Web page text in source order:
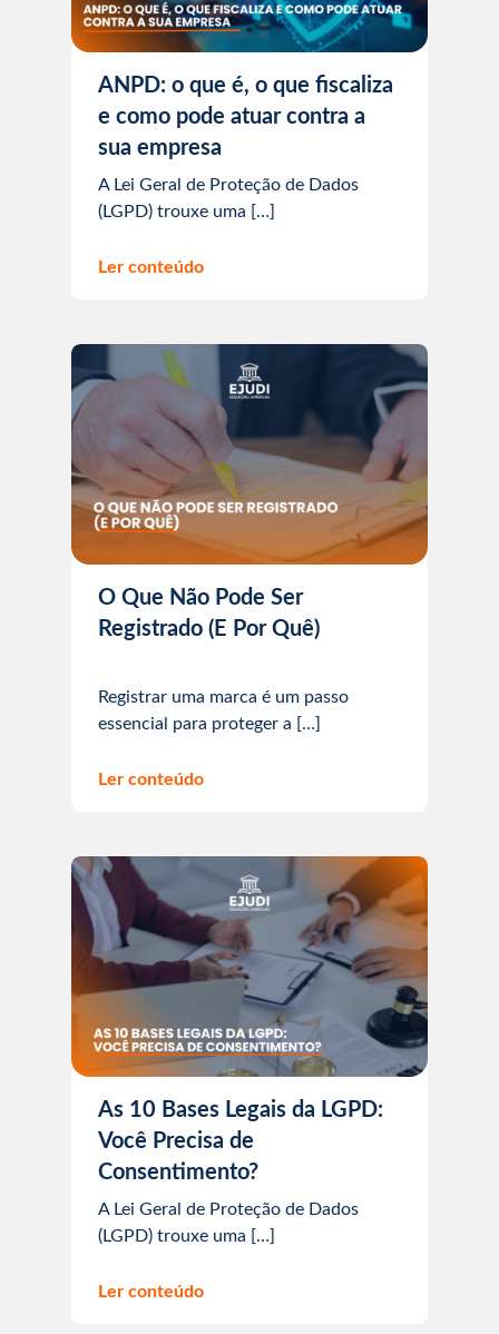
ANPD: o que é, o que fiscaliza
e como pode atuar contra a
sua empresa
A Lei Geral de Proteção de Dados
(LGPD) trouxe uma […]
Ler conteúdo
O Que Não Pode Ser
Registrado (E Por Quê)
Registrar uma marca é um passo
essencial para proteger a […]
Ler conteúdo
As 10 Bases Legais da LGPD:
Você Precisa de
Consentimento?
A Lei Geral de Proteção de Dados
(LGPD) trouxe uma […]
Ler conteúdo